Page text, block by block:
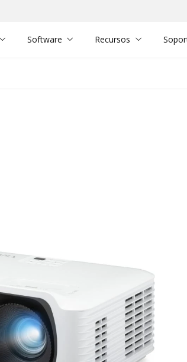
Software Recursos